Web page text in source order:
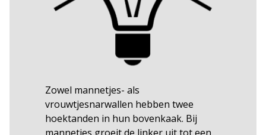
Zowel mannetjes- als
vrouwtjesnarwallen hebben twee
hoektanden in hun bovenkaak. Bij